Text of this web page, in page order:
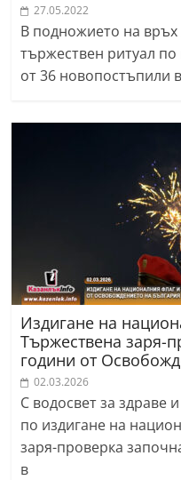
27.05.2022
В подножието на
тържествен ритуал
от 36 новопостъпили
Издигане на
Тържествена заря-
години от
02.03.2026
С водосвет за здраве
по издигане на
заря-проверка
в